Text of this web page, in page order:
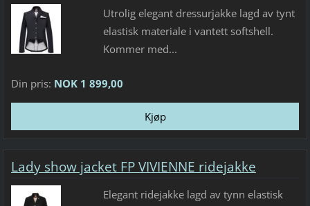
Utrolig elegant dressurjakke lagd av tynt
elastisk materiale i vantett softshell.
Kommer med...
Din pris: NOK 1 899,00
Lady show jacket FP VIVIENNE ridejakke
Elegant ridejakke lagd av tynn elastisk